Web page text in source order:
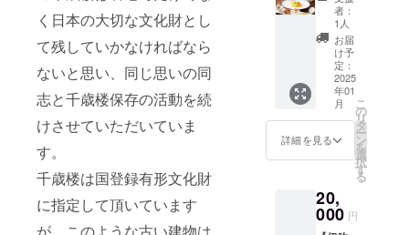
く日本の大切な文化財とし
て残していかなければなら
ないと思い、同じ思いの同
志と千歳楼保存の活動を続
けさせていただいていま
す。
千歳楼は国登録有形文化財
に指定して頂いています
が、このような古い建物は
です。
伊吹山
山麓の
薬草園
で採取
された
ものを
丁寧に
で乾
燥、選
もので
す。
是非ご
す。
（写真
の図柄
は異な
りま
す） ・
サイ
ズ：長
㎝、幅
33㎝ ・
・デザ
イン：
千歳楼
入くだ
さい）
・掲
載期
間：
2025年
以降
（建物
が存在
する限
法：文
字のみ
■千歳楼
プレー
トにし
て松の
間に飾
らせて
頂きま
す。
備考欄
へ希望
名をご
退され
る場合
はその
歳楼仕
様ラン
チコー
ス 1名
様】 ■
心から
の感謝
の気持
ちを込
めお礼
のメー
ルを送
ていた
だきま
す。 ■
者：
1人
お届
け予
定：
2025
年01
月
詳細を見る
こ
の
リ
タ
ー
ン
を
選
択
す
る
20,
000 円